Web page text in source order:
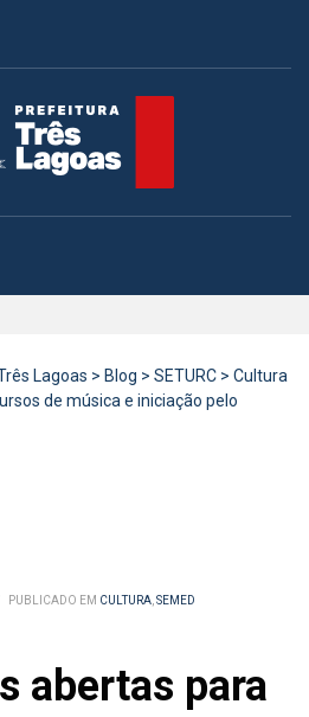
Lagoas > Blog > SETURC > Cultura
de música e iniciação pelo
PUBLICADO EM CULTURA,SEMED
abertas para